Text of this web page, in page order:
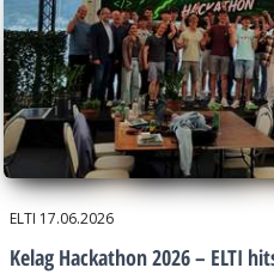
ELTI 17.06.2026
Kelag Hackathon 2026 – ELTI